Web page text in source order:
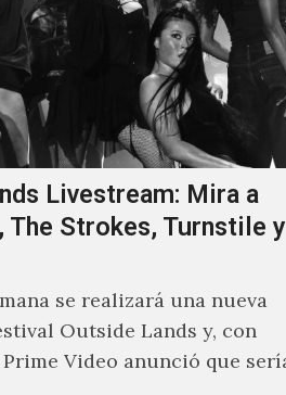
Livestream: Mira a
The Strokes, Turnstile y
se realizará una nueva
Outside Lands y, con
Video anunció que